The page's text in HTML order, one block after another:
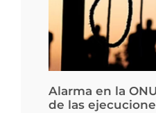
Alarma en la
de las